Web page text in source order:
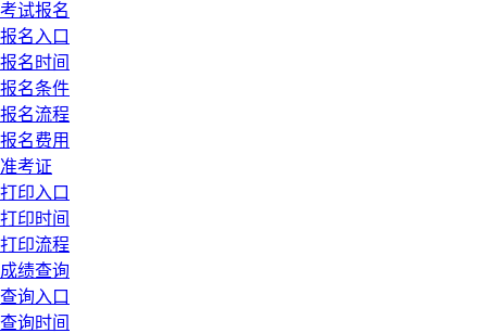
考试报名
报名入口
报名时间
报名条件
报名流程
报名费用
准考证
打印入口
打印时间
打印流程
成绩查询
查询入口
查询时间